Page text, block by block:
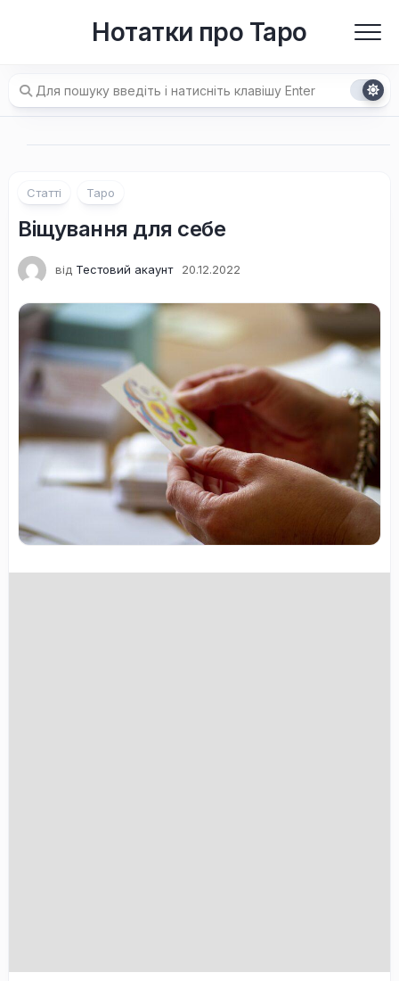
Нотатки про Таро
Статті Таро
Віщування для себе
від Тестовий акаунт 20.12.2022